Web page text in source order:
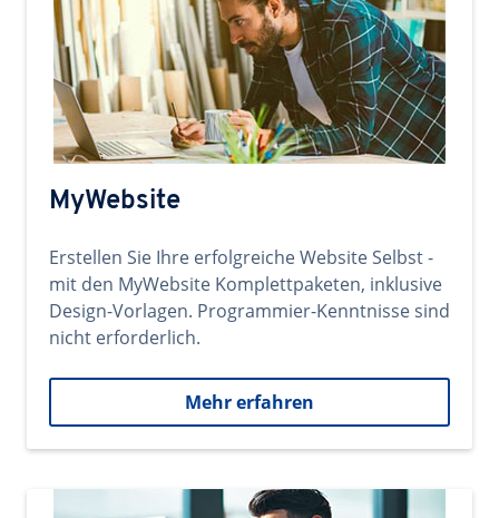
MyWebsite
Erstellen Sie Ihre erfolgreiche Website Selbst -
mit den MyWebsite Komplettpaketen, inklusive
Design-Vorlagen. Programmier-Kenntnisse sind
nicht erforderlich.
Mehr erfahren